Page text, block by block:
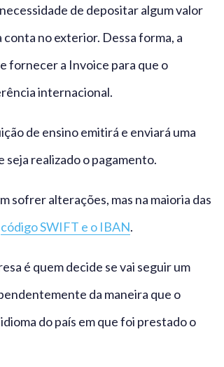
de depositar algum valor
no exterior. Dessa forma, a
fornecer a Invoice para que o
internacional.
de ensino emitirá e enviará uma
realizado o pagamento.
sofrer alterações, mas na maioria das
código SWIFT e o IBAN.
é quem decide se vai seguir um
da maneira que o
do país em que foi prestado o